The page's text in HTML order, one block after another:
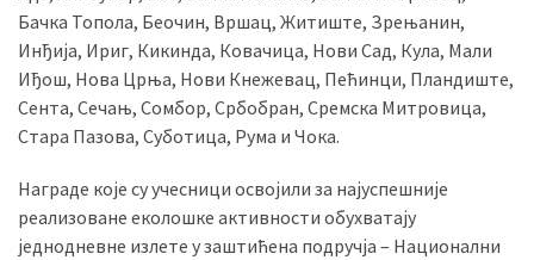
Бачка Топола, Беочин, Вршац, Житиште, Зрењанин,
Инђија, Ириг, Кикинда, Ковачица, Нови Сад, Кула, Мали
Иђош, Нова Црња, Нови Кнежевац, Пећинци, Пландиште,
Сента, Сечањ, Сомбор, Србобран, Сремска Митровица,
Стара Пазова, Суботица, Рума и Чока.
Награде које су учесници освојили за најуспешније
реализоване еколошке активности обухватају
једнодневне излете у заштићена подручја – Национални